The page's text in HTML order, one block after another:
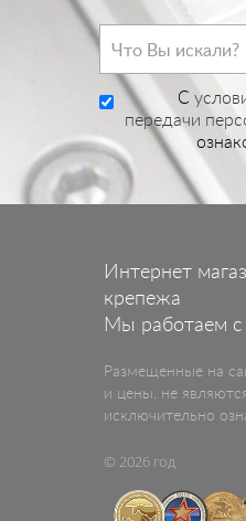
C
передачи
Интернет
крепежа
Мы работаем
Размещенные на
и цены, не
исключительно
© 2026 год